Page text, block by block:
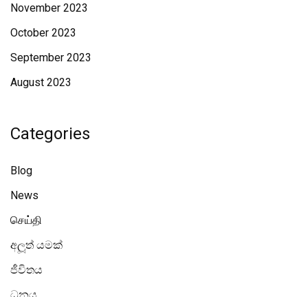
November 2023
October 2023
September 2023
August 2023
Categories
Blog
News
செய்தி
අලූත් යමක්
ජීවිතය